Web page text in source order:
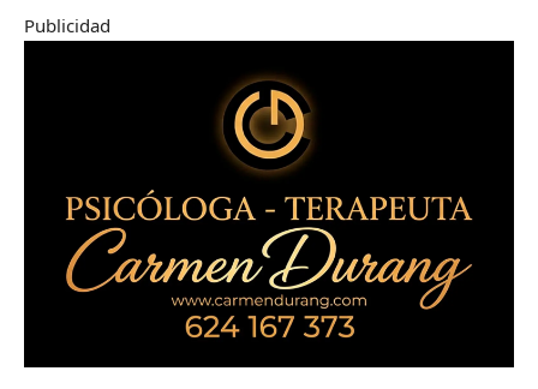
Publicidad